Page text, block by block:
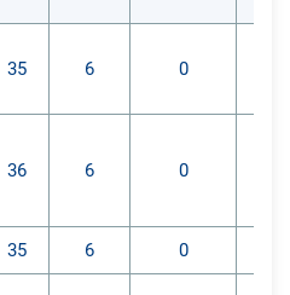
35 6 0
36 6 0
35 6 0